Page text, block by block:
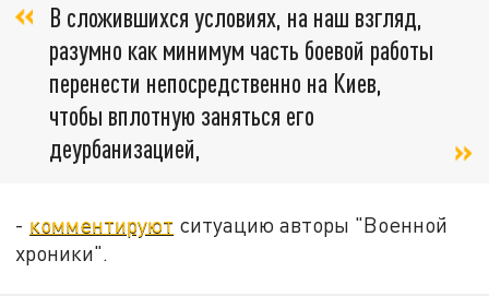
В сложившихся условиях, на наш взгляд,
разумно как минимум часть боевой работы
перенести непосредственно на Киев,
чтобы вплотную заняться его
деурбанизацией,
- комментируют ситуацию авторы "Военной
хроники".